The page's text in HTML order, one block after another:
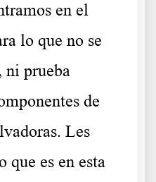
en el
lo que no se
ni prueba
de
Les
que es en esta